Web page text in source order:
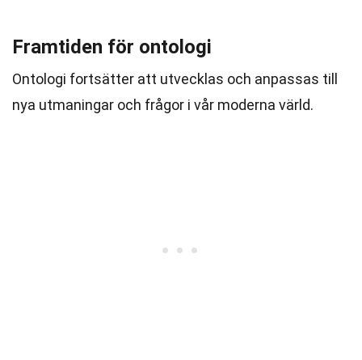
Framtiden för ontologi
Ontologi fortsätter att utvecklas och anpassas till
nya utmaningar och frågor i vår moderna värld.